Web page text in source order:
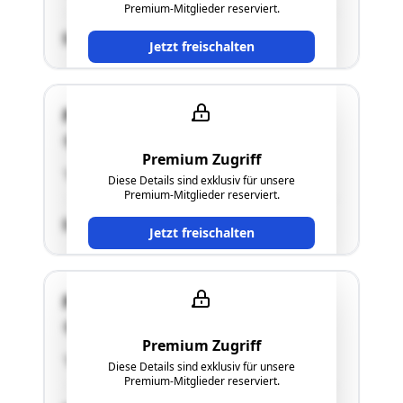
Premium-Mitglieder reserviert.
Jetzt freischalten
SCHÄTZWERT
Premium Zugriff
Diese Details sind exklusiv für unsere
Premium-Mitglieder reserviert.
Jetzt freischalten
Paulitschkegasse 15
"Einfamilienhaus"
SCHÄTZWERT
Premium Zugriff
Diese Details sind exklusiv für unsere
Premium-Mitglieder reserviert.
Paulitschkegasse 15
"Einfamilienhaus"